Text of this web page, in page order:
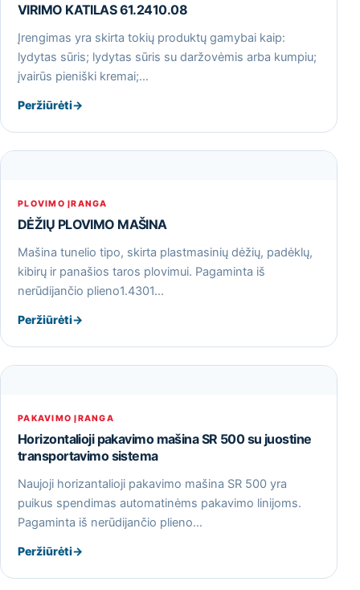
VIRIMO KATILAS 61.2410.08
Įrengimas yra skirta tokių produktų gamybai kaip:
lydytas sūris; lydytas sūris su daržovėmis arba kumpiu;
įvairūs pieniški kremai;…
Peržiūrėti→
PLOVIMO ĮRANGA
DĖŽIŲ PLOVIMO MAŠINA
Mašina tunelio tipo, skirta plastmasinių dėžių, padėklų,
kibirų ir panašios taros plovimui. Pagaminta iš
nerūdijančio plieno1.4301…
Peržiūrėti→
PAKAVIMO ĮRANGA
Horizontalioji pakavimo mašina SR 500 su juostine
transportavimo sistema
Naujoji horizantalioji pakavimo mašina SR 500 yra
puikus spendimas automatinėms pakavimo linijoms.
Pagaminta iš nerūdijančio plieno…
Peržiūrėti→